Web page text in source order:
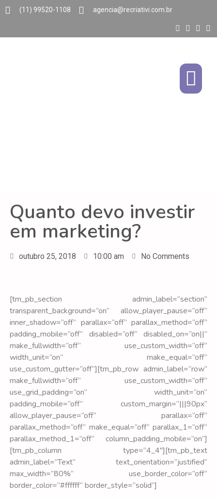
(11) 99520-1108 agencia@recriativi.com.br
Quanto devo investir
em marketing?
outubro 25, 2018 10:00 am No Comments
[tm_pb_section admin_label=”section”
transparent_background=”on” allow_player_pause=”off”
inner_shadow=”off” parallax=”off” parallax_method=”off”
padding_mobile=”off” disabled=”off” disabled_on=”on||”
make_fullwidth=”off” use_custom_width=”off”
width_unit=”on” make_equal=”off”
use_custom_gutter=”off”][tm_pb_row admin_label=”row”
make_fullwidth=”off” use_custom_width=”off”
use_grid_padding=”on” width_unit=”on”
padding_mobile=”off” custom_margin=”|||90px”
allow_player_pause=”off” parallax=”off”
parallax_method=”off” make_equal=”off” parallax_1=”off”
parallax_method_1=”off” column_padding_mobile=”on”]
[tm_pb_column type=”4_4″][tm_pb_text
admin_label=”Text” text_orientation=”justified”
max_width=”80%” use_border_color=”off”
border_color=”#ffffff” border_style=”solid”]